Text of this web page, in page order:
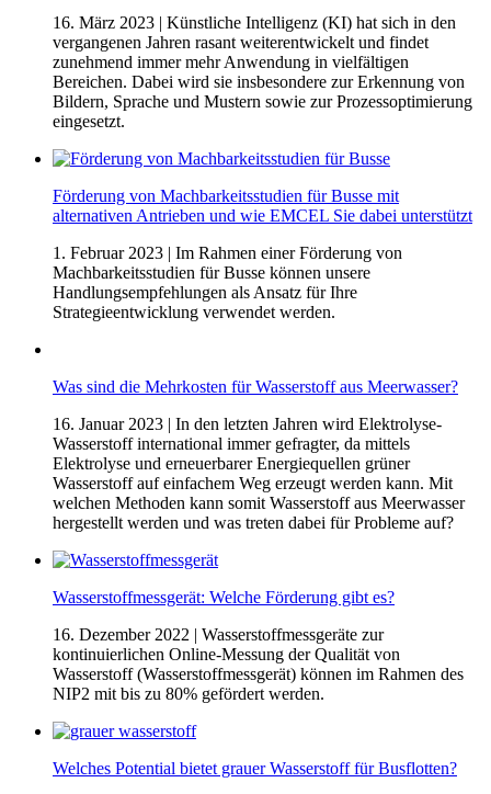
16. März 2023 | Künstliche Intelligenz (KI) hat sich in den
vergangenen Jahren rasant weiterentwickelt und findet
zunehmend immer mehr Anwendung in vielfältigen
Bereichen. Dabei wird sie insbesondere zur Erkennung von
Bildern, Sprache und Mustern sowie zur Prozessoptimierung
eingesetzt.
Förderung von Machbarkeitsstudien für Busse mit
alternativen Antrieben und wie EMCEL Sie dabei unterstützt
1. Februar 2023 | Im Rahmen einer Förderung von
Machbarkeitsstudien für Busse können unsere
Handlungsempfehlungen als Ansatz für Ihre
Strategieentwicklung verwendet werden.
Was sind die Mehrkosten für Wasserstoff aus Meerwasser?
16. Januar 2023 | In den letzten Jahren wird Elektrolyse-
Wasserstoff international immer gefragter, da mittels
Elektrolyse und erneuerbarer Energiequellen grüner
Wasserstoff auf einfachem Weg erzeugt werden kann. Mit
welchen Methoden kann somit Wasserstoff aus Meerwasser
hergestellt werden und was treten dabei für Probleme auf?
Wasserstoffmessgerät: Welche Förderung gibt es?
16. Dezember 2022 | Wasserstoffmessgeräte zur
kontinuierlichen Online-Messung der Qualität von
Wasserstoff (Wasserstoffmessgerät) können im Rahmen des
NIP2 mit bis zu 80% gefördert werden.
Welches Potential bietet grauer Wasserstoff für Busflotten?